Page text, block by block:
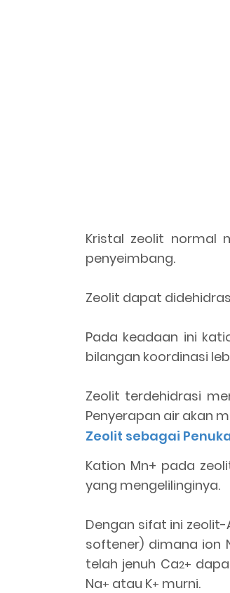
Kristal zeolit normal
penyeimbang.
Zeolit dapat
Pada keadaan ini
bilangan koordinasi
Zeolit terdehidrasi
Penyerapan air akan
Zeolit sebagai
Kation Mn+ pada
yang mengelilinginya.
Dengan sifat ini
softener) dimana ion
telah jenuh Ca2+
Na+ atau K+ murni.